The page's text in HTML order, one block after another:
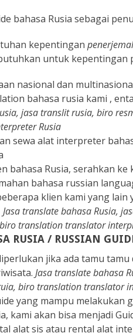
bahasa Rusia sebagai
kepentingan
untuk
nasional dan
bahasa rusia kami ,
jasa translit rusia, biro
Rusia
sewa alat interpreter
bahasa Rusia, serahkan
bahasa russian
klien kami yang
Jasa translate bahasa Rusia,
translation translator
RUSIA / RUSSIAN
jika ada tamu
Jasa translate bahasa
biro translation translator
yang mampu
kami akan bisa menjadi
alat sis atau rental alat